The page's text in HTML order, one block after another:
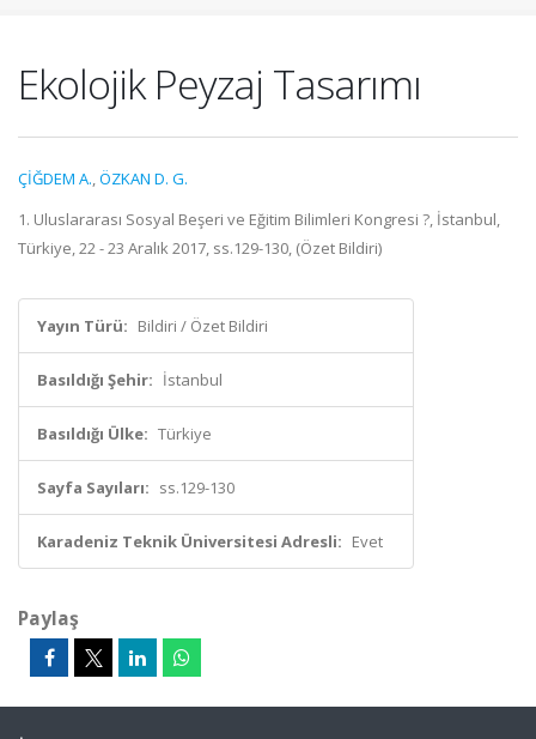
Ekolojik Peyzaj Tasarımı
ÇİĞDEM A.,ÖZKAN D. G.
1. Uluslararası Sosyal Beşeri ve Eğitim Bilimleri Kongresi ?, İstanbul,
Türkiye, 22 - 23 Aralık 2017, ss.129-130, (Özet Bildiri)
Yayın Türü: Bildiri / Özet Bildiri
Basıldığı Şehir: İstanbul
Basıldığı Ülke: Türkiye
Sayfa Sayıları: ss.129-130
Karadeniz Teknik Üniversitesi Adresli: Evet
Paylaş